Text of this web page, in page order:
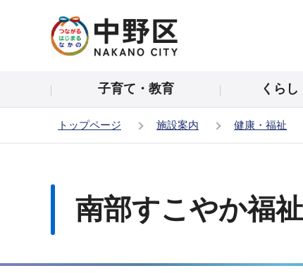
の
頭
子育て・教育 くらし
トップページ 施設案内 健康・福祉
南部すこやか福